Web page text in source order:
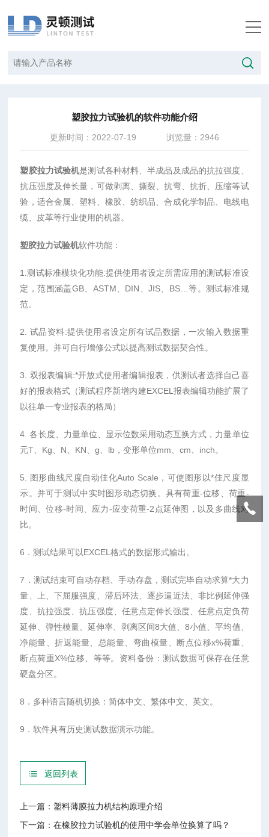
塑胶拉力试验机的软件功能介绍
更新时间：2022-07-19 浏览量：2946
塑胶拉力试验机是测试各种材料、半成品及成品的抗拉强度、
抗压强度及伸长量，可做剥离、撕裂、抗弯、抗折、压缩等试
验，适合金属、塑料、橡胶、纺织品、合成化学制品、电线电
缆、皮革等行业使用的机器。
塑胶拉力试验机软件功能：
1.测试标准模块化功能:提供使用者设定所需应用的测试标准设
定，范围涵盖GB、ASTM、DIN、JIS、BS…等。测试标准规
范。
2. 试品资料:提供使用者设定所有试品数据，一次输入数据重
复使用。并可自行增修公式以提高测试数据契合性。
3. 双报表编辑:*开放式使用者编辑报表，供测试者选择自己喜
好的报表格式（测试程序新增内建EXCEL报表编辑功能扩展了
以往单一专业报表的格局）
4. 各长度、力量单位、显示位数采用动态互换方式，力量单位
元T、Kg、N、KN、g、lb，变形单位mm、cm、inch。
5. 图形曲线尺度自动佳化Auto Scale，可使图形以*佳尺度显
示。并可于测试中实时图形动态切换。具有荷重-位移、荷重-
时间、位移-时间、应力-应变荷重-2点延伸图，以及多曲线对
比。
6．测试结果可以EXCEL格式的数据形式输出。
7．测试结束可自动存档、手动存盘，测试完毕自动求算*大力
量、上、下屈服强度、滞后环法、逐步逼近法、非比例延伸强
度、抗拉强度、抗压强度、任意点定伸长强度、任意点定负荷
延伸、弹性模量、延伸率、剥离区间8大值、8小值、平均值、
净能量、折返能量、总能量、弯曲模量、断点位移x%荷重、
断点荷重X%位移、等等。资料备份：测试数据可保存在任意
硬盘分区。
8．多种语言随机切换：简体中文、繁体中文、英文。
9．软件具有历史测试数据演示功能。
返回列表
上一篇： 塑料薄膜拉力机结构原理介绍
下一篇：在橡胶拉力试验机的使用中学会单位换算了吗？